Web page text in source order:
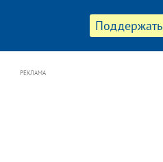
Поддержать
РЕКЛАМА